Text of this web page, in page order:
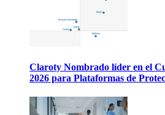
Claroty Nombrado líder en el
2026 para Plataformas de